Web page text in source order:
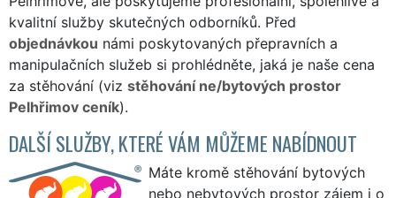
kvalitní služby skutečných odborníků. Před
objednávkou námi poskytovaných přepravních a
manipulačních služeb si prohlédněte, jaká je naše cena
za stěhování (viz stěhování ne/bytových prostor
Pelhřimov ceník).
DALŠÍ SLUŽBY, KTERÉ VÁM MŮŽEME NABÍDNOUT
Máte kromě stěhování bytových
nebo nebytových prostor zájem i o